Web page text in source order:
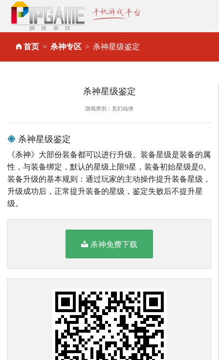
首页 杀神专区 杀神星级鉴定
杀神星级鉴定
游戏类别：玄幻仙侠
杀神星级鉴定
《杀神》大部份装备都可以进行升级。装备星级是装备的属
性，与装备绑定，默认的星级上限9星，装备初始星级是0。
装备升级的基本规则：通过玩家的主动操作提升装备星级，
升级成功后，正常提升装备的星级，鉴定失败后不提升星
级。
杀神免费下载